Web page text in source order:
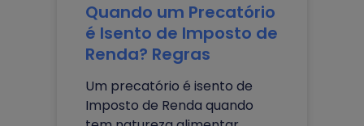
Quando um Precatório
é Isento de Imposto de
Renda? Regras
Um precatório é isento de
Imposto de Renda quando